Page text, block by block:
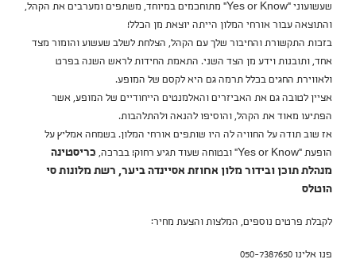
שעשועוני "Yes or Know" מתוחכמים במיוחד, משתפים ומערבים את הקהל,
והתוצאה עבור אורחי המלון הייתה יוצאת מן הכלל!
בזכות התקשורת והחיבור שלך עם הקהל, הצלחת לשלב שעשוע והומור מצד
אחד, ותובנות וידע מן הצד השני. התאמת החידות לראש השנה בפרט
ולאווירת החגים בכלל תרמה גם היא לקסם של המופע.
אציין לטובה גם את האביזרים והאלמנטים הייחודיים של המופע, אשר
הפתיעו מאוד את הקהל, והוסיפו להנאה ולהתלהבות.
אז שוב תודה על החוויה לה היו שותפים אורחי המלון. בשמחה אמליץ על
הופעת "Yes or Know" ובטוחה שעוד תגיע רחוק! בברכה,
כריסטינה
מנהלת תוכן ובידור מלון אחוזת אסיינדה ביער, רשת מלונות סי
הוטלס
לקבלת פרטים נוספים, המלצות והצעת מחיר:
פנו אלינו 050-7387650